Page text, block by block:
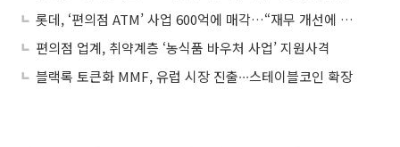
롯데, ‘편의점 ATM’ 사업 600억에 매각…“재무 개선에 활용”
편의점 업계, 취약계층 ‘농식품 바우처 사업’ 지원사격
블랙록 토큰화 MMF, 유럽 시장 진출∙∙∙스테이블코인 확장